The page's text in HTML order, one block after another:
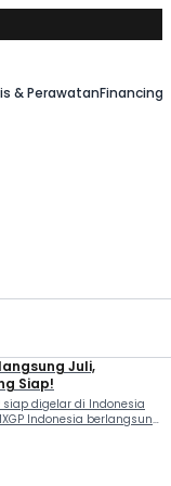
& Perawatan
Juli,
Siap!
siap digelar di Indonesia
Indonesia berlangsung
MXGP Track,